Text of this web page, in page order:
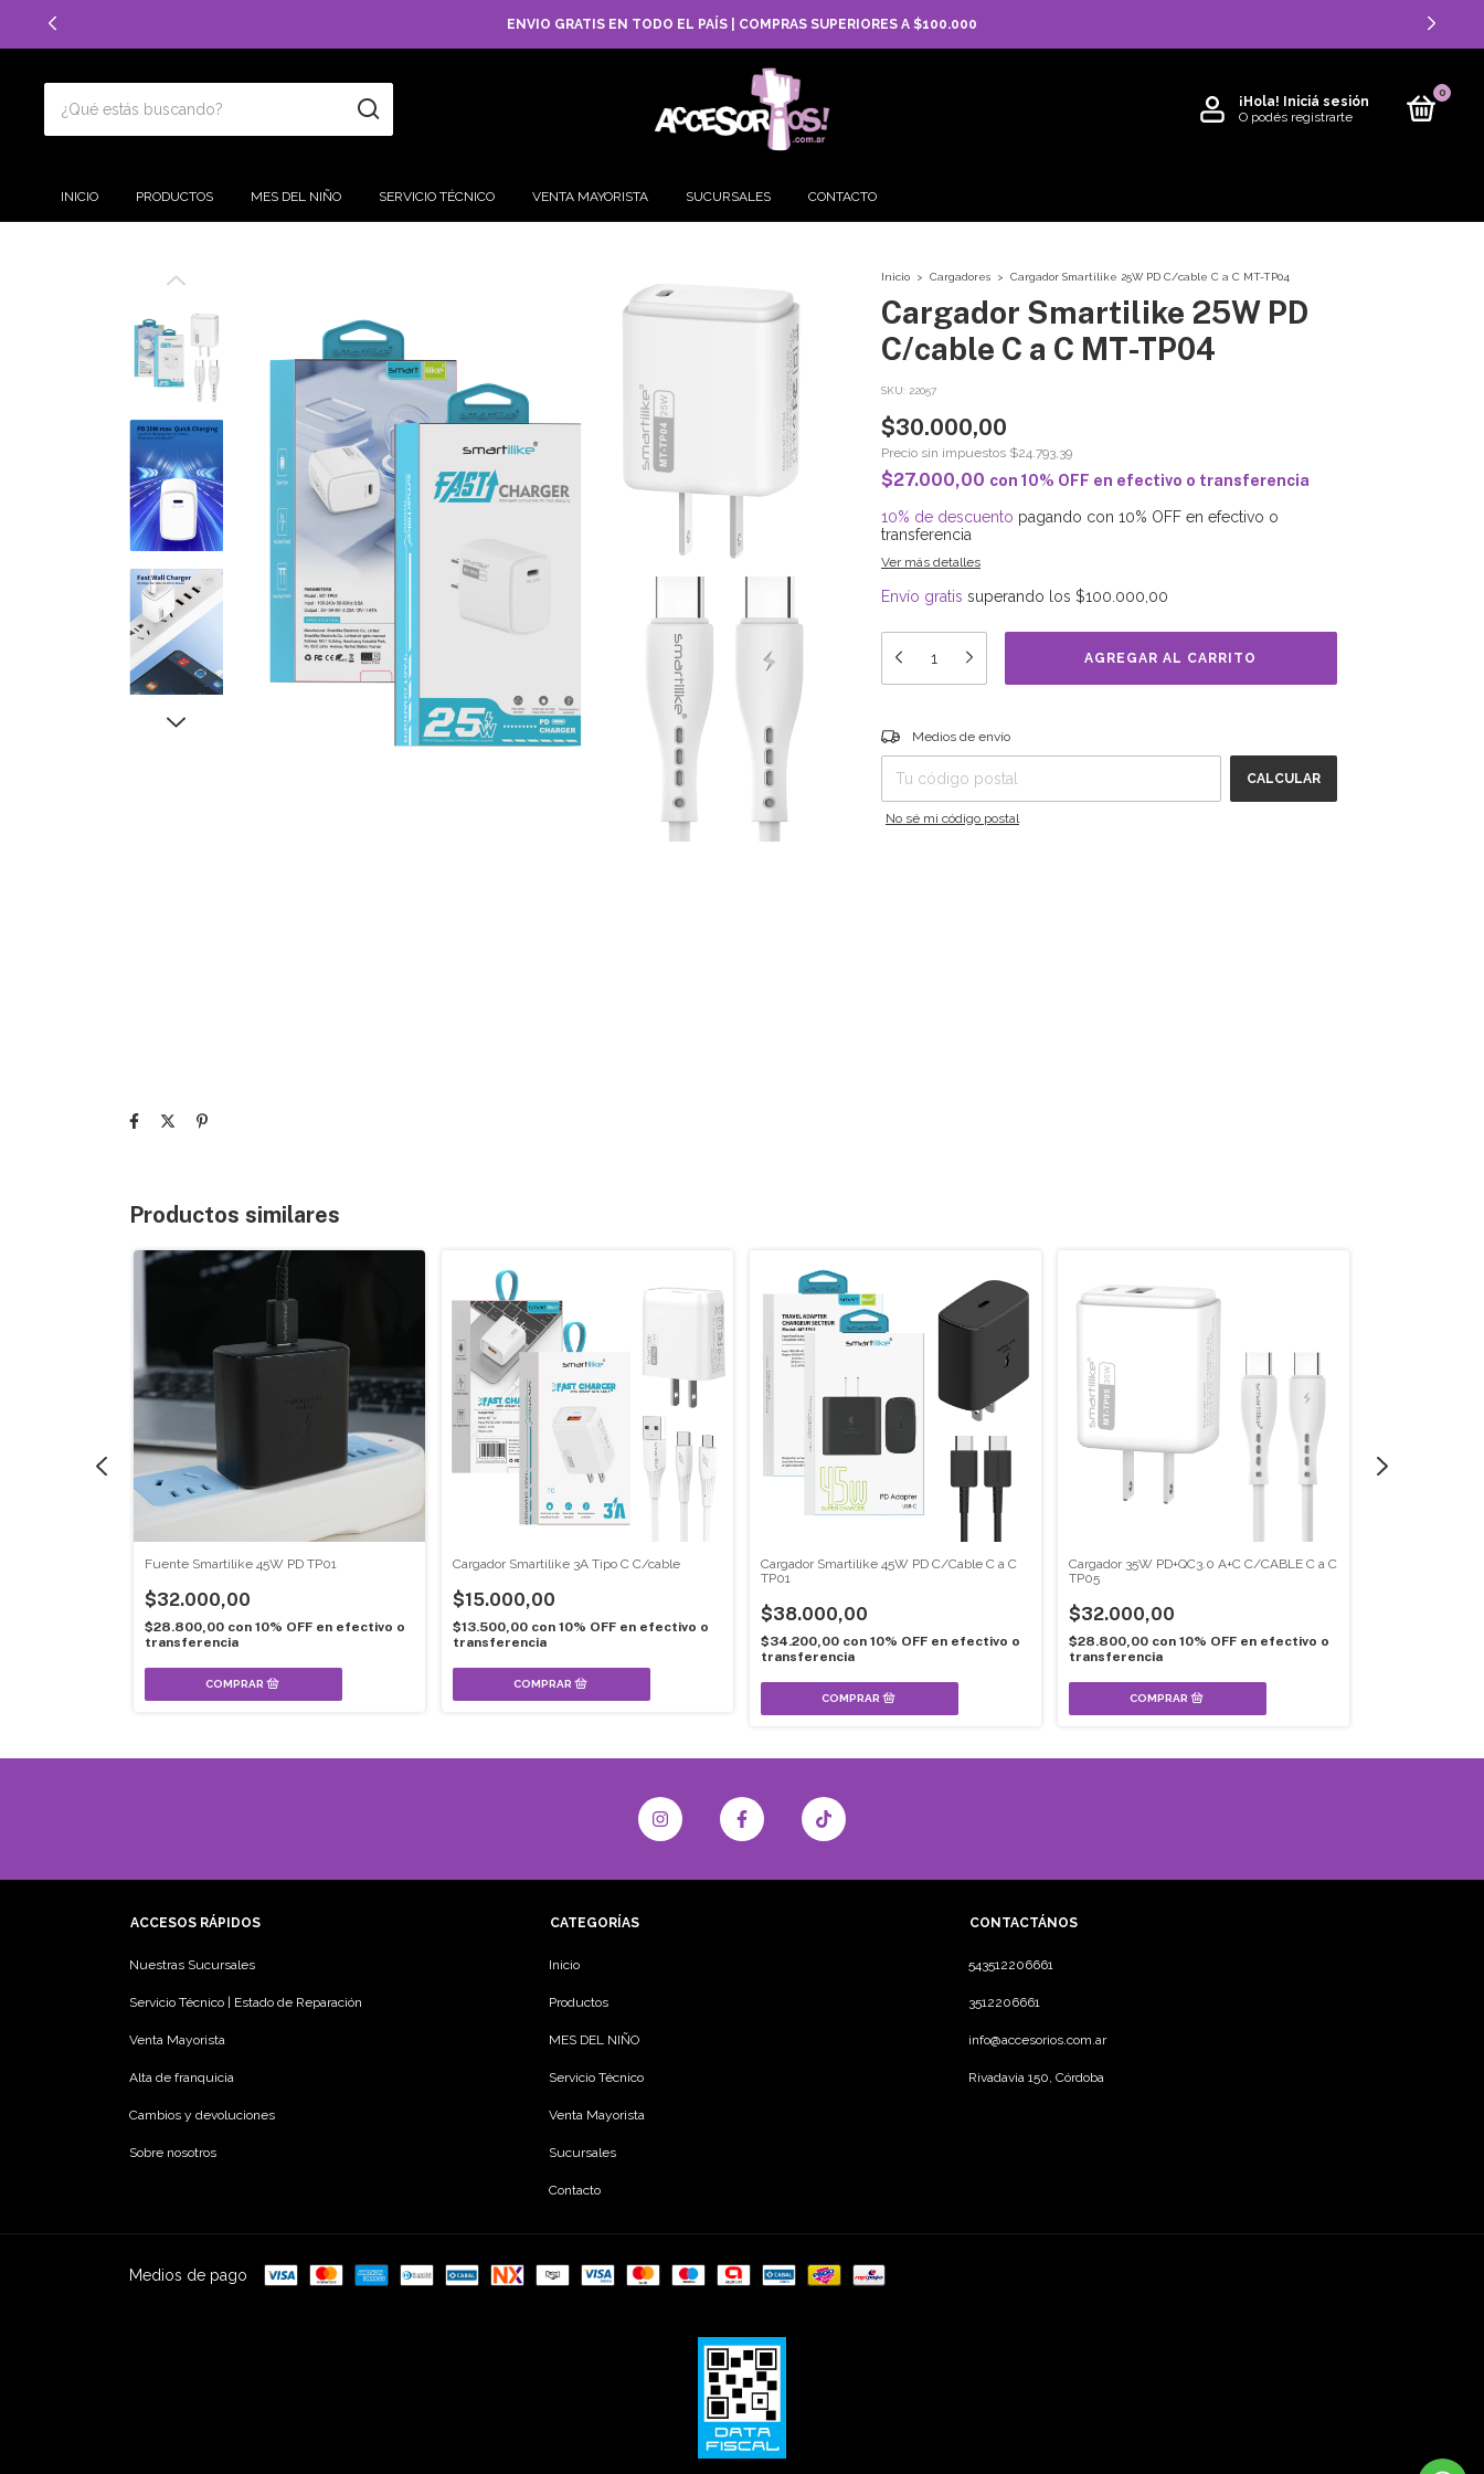
ENVIO GRATIS EN TODO EL PAÍS | COMPRAS SUPERIORES A $100.000
¡Hola!
Iniciá sesión
O podés registrarte
0
INICIO PRODUCTOS MES DEL NIÑO SERVICIO TÉCNICO VENTA MAYORISTA SUCURSALES CONTACTO
Inicio > Cargadores > Cargador Smartilike 25W PD C/cable C a C MT-TP04
Cargador Smartilike 25W PD
C/cable C a C MT-TP04
SKU: 22057
$30.000,00
Precio sin impuestos $24.793,39
$27.000,00 con 10% OFF en efectivo o transferencia
10% de descuento pagando con 10% OFF en efectivo o
transferencia
Ver más detalles
Envío gratis superando los $100.000,00
Entregas para el CP:
Medios de envío
CALCULAR
No sé mi código postal
Productos similares
Fuente Smartilike 45W PD TP01
$32.000,00
$28.800,00 con 10% OFF en efectivo o
transferencia
Cargador Smartilike 3A Tipo C C/cable
$15.000,00
$13.500,00 con 10% OFF en efectivo o
transferencia
Cargador Smartilike 45W PD C/Cable C a C
TP01
$38.000,00
$34.200,00 con 10% OFF en efectivo o
transferencia
Cargador 35W PD+QC3.0 A+C C/CABLE C a C
TP05
$32.000,00
$28.800,00 con 10% OFF en efectivo o
transferencia
ACCESOS RÁPIDOS
Nuestras Sucursales
Servicio Técnico | Estado de Reparación
Venta Mayorista
Alta de franquicia
Cambios y devoluciones
Sobre nosotros
CATEGORÍAS
Inicio
Productos
MES DEL NIÑO
Servicio Técnico
Venta Mayorista
Sucursales
Contacto
CONTACTÁNOS
543512206661
3512206661
info@accesorios.com.ar
Rivadavia 150, Córdoba
Medios de pago